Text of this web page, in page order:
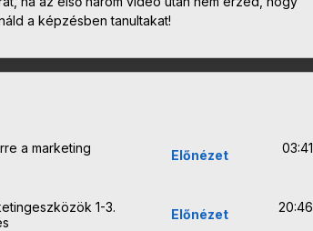
a képzésben tanultakat!
a marketing
Előnézet 03:41
1-3.
Előnézet 20:46